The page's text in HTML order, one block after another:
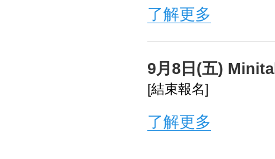
了解更多
9月8日(五)
[結束報名]
了解更多